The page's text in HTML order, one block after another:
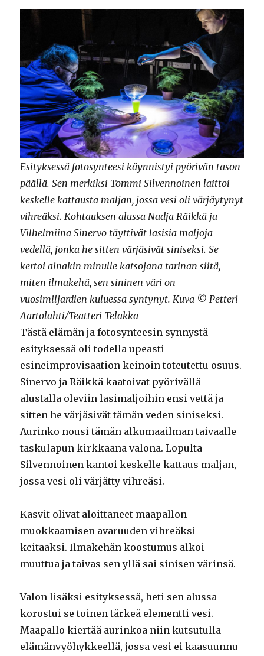
Esityksessä fotosynteesi käynnistyi pyörivän tason
päällä. Sen merkiksi Tommi Silvennoinen laittoi
keskelle kattausta maljan, jossa vesi oli värjäytynyt
vihreäksi. Kohtauksen alussa Nadja Räikkä ja
Vilhelmiina Sinervo täyttivät lasisia maljoja
vedellä, jonka he sitten värjäsivät siniseksi. Se
kertoi ainakin minulle katsojana tarinan siitä,
miten ilmakehä, sen sininen väri on
vuosimiljardien kuluessa syntynyt. Kuva © Petteri
Aartolahti/Teatteri Telakka
Tästä elämän ja fotosynteesin synnystä
esityksessä oli todella upeasti
esineimprovisaation keinoin toteutettu osuus.
Sinervo ja Räikkä kaatoivat pyörivällä
alustalla oleviin lasimaljoihin ensi vettä ja
sitten he värjäsivät tämän veden siniseksi.
Aurinko nousi tämän alkumaailman taivaalle
taskulapun kirkkaana valona. Lopulta
Silvennoinen kantoi keskelle kattaus maljan,
jossa vesi oli värjätty vihreäsi.
Kasvit olivat aloittaneet maapallon
muokkaamisen avaruuden vihreäksi
keitaaksi. Ilmakehän koostumus alkoi
muuttua ja taivas sen yllä sai sinisen värinsä.
Valon lisäksi esityksessä, heti sen alussa
korostui se toinen tärkeä elementti vesi.
Maapallo kiertää aurinkoa niin kutsutulla
elämänvyöhykkeellä, jossa vesi ei kaasuunnu